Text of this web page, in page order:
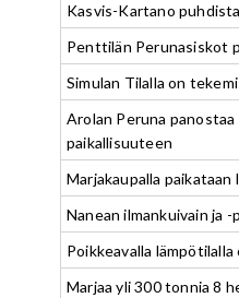
Kasvis-Kartano
Penttilän Perunasiskot
Simulan Tilalla on
Arolan Peruna panostaa
paikallisuuteen
Marjakaupalla
Nanean ilmankuivain ja
Poikkeavalla
Marjaa yli 300 tonnia 8